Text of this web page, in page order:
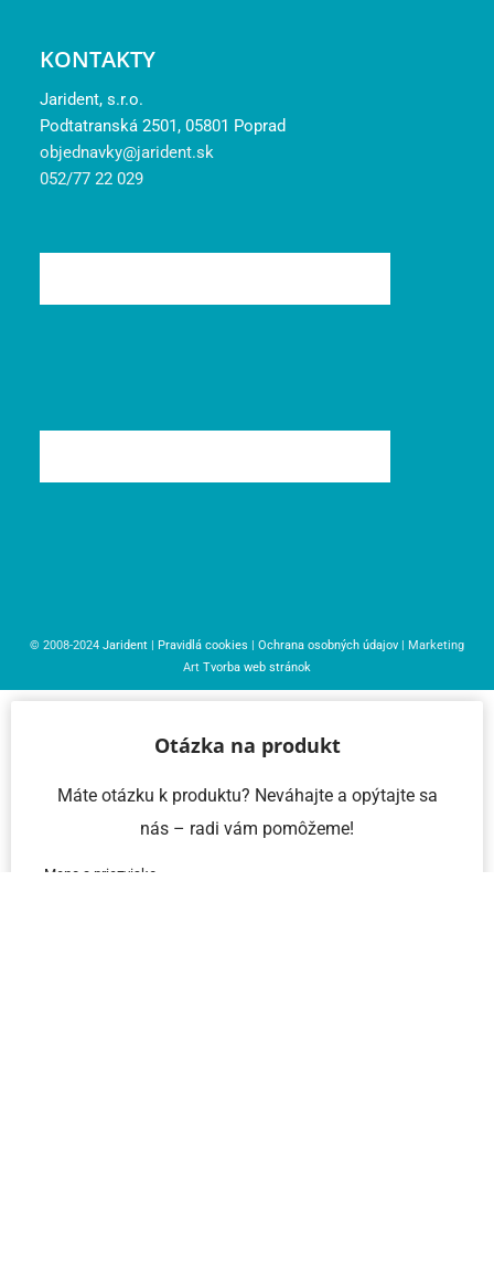
KONTAKTY
Jarident, s.r.o.
Podtatranská 2501, 05801 Poprad
objednavky@jarident.sk
052/77 22 029
© 2008-2024 Jarident Pravidlá cookies Ochrana osobných údajov | Marketing
Art Tvorba web stránok
Otázka na produkt
Máte otázku k produktu? Neváhajte a opýtajte sa
nás – radi vám pomôžeme!
Meno a priezvisko